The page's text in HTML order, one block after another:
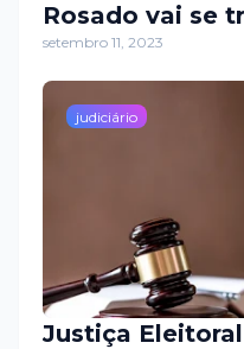
Rosado vai se
capital potiguar
setembro 11, 2023
judiciário
Justiça